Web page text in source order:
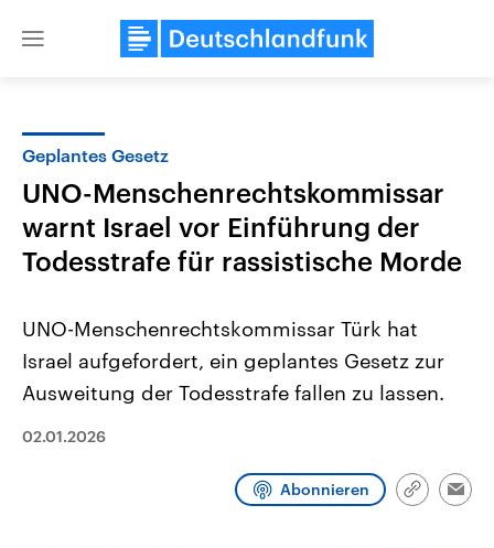
Close
Landtagswahl Sachsen-Anhalt
2026
Sachsen-Anhalt wählt am 6.
Bundesland von einer Koalition aus
USA
Aktuelle Beiträge,
den mächtigsten Ländern
mit großem Einfluss auf
aktuelle Weltgeschehen.
Geplantes Gesetz
UNO-Menschenrechtskommissar
warnt Israel vor Einführung der
Todesstrafe für rassistische Morde
UNO-Menschenrechtskommissar Türk hat
Israel aufgefordert, ein geplantes Gesetz zur
Ausweitung der Todesstrafe fallen zu lassen.
02.01.2026
Abonnieren
Link